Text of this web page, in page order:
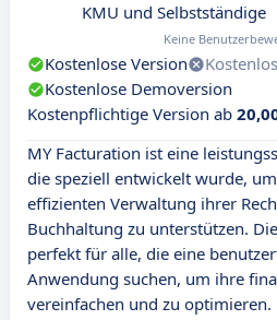
KMU und Selbstständige
Keine
Kostenlose Version
Kostenlose Demoversion
Kostenpflichtige Version ab
MY Facturation ist eine
die speziell entwickelt wurde,
effizienten Verwaltung ihrer
Buchhaltung zu unterstützen.
perfekt für alle, die eine
Anwendung suchen, um ihre
vereinfachen und zu optimieren.